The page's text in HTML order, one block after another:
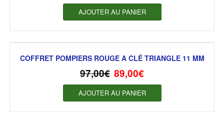
AJOUTER AU PANIER
COFFRET POMPIERS ROUGE A CLÉ TRIANGLE 11 MM
97,00€ 89,00€
AJOUTER AU PANIER